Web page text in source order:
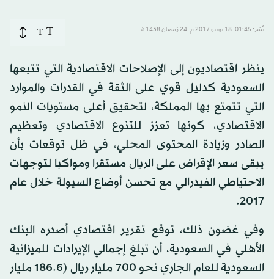
نُشر: 01:45-18 يونيو 2017 م ـ 24 رَمضان 1438 هـ T
T
ينظر اقتصاديون إلى الإصلاحات الاقتصادية التي تتبعها
السعودية كدليل قوي على الثقة في القدرات والموارد
التي تتمتع بها المملكة، لتحقيق أعلى مستويات النمو
الاقتصادي، كونها تعزز للتنوع الاقتصادي وتعظيم
الصادر وزيادة المحتوى المحلي، في ظل توقعات بأن
يبقى سعر الإقراض على الريال مستقرا ومواكبا لتوجهات
الاحتياطي الفيدرالي مع تحسن أوضاع السيولة خلال عام
2017.
وفي غضون ذلك، توقع تقرير اقتصادي أصدره البنك
الأهلي في السعودية، أن تبلغ إجمالي الإيرادات للميزانية
السعودية للعام الجاري نحو 700 مليار ريال (186.6 مليار